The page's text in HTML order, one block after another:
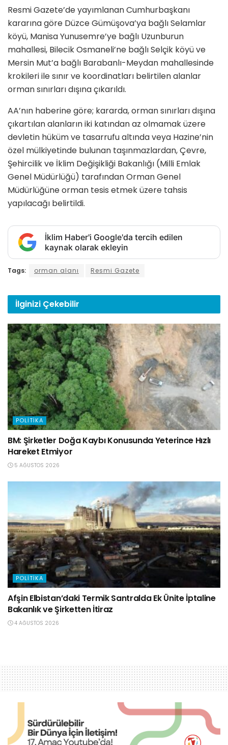
Resmi Gazete’de yayımlanan Cumhurbaşkanı
kararına göre Düzce Gümüşova’ya bağlı Selamlar
köyü, Manisa Yunusemre’ye bağlı Uzunburun
mahallesi, Bilecik Osmaneli’ne bağlı Selçik köyü ve
Mersin Mut’a bağlı Barabanlı-Meydan mahallesinde
krokileri ile sınır ve koordinatları belirtilen alanlar
orman sınırları dışına çıkarıldı.
AA’nın haberine göre; kararda, orman sınırları dışına
çıkartılan alanların iki katından az olmamak üzere
devletin hüküm ve tasarrufu altında veya Hazine’nin
özel mülkiyetinde bulunan taşınmazlardan, Çevre,
Şehircilik ve İklim Değişikliği Bakanlığı (Milli Emlak
Genel Müdürlüğü) tarafından Orman Genel
Müdürlüğüne orman tesis etmek üzere tahsis
yapılacağı belirtildi.
İklim Haber'i Google'da tercih edilen
kaynak olarak ekleyin
Tags: orman alanı Resmi Gazete
İlginizi Çekebilir
POLITIKA
BM: Şirketler Doğa Kaybı Konusunda Yeterince Hızlı
Hareket Etmiyor
5 AĞUSTOS 2026
POLITIKA
Afşin Elbistan’daki Termik Santralda Ek Ünite İptaline
Bakanlık ve Şirketten İtiraz
4 AĞUSTOS 2026